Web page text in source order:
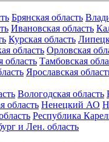
Брянская область
Ивановская область
Курская область
область Орловская
область Тамбовская
Ярославская
Вологодская область
область Ненецкий АО
Республика
и Лен. область